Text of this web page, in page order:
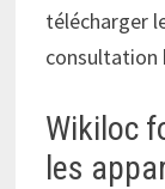
télécharger
consultation
Wikiloc
les